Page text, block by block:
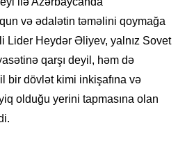
və ədalətin təməlini qoymağa
Lider Heydər Əliyev, yalnız Sovet
qarşı deyil, həm də
bir dövlət kimi inkişafına və
olduğu yerini tapmasına olan